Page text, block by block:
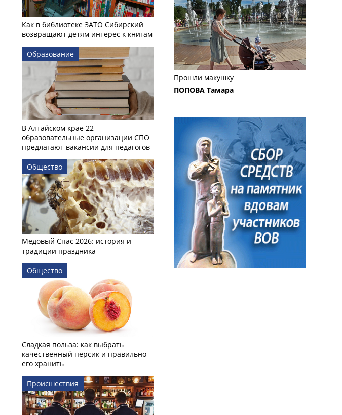
Как в библиотеке ЗАТО Сибирский
возвращают детям интерес к книгам
Образование
В Алтайском крае 22
образовательные организации СПО
предлагают вакансии для педагогов
Общество
Медовый Спас 2026: история и
традиции праздника
Общество
Сладкая польза: как выбрать
качественный персик и правильно
его хранить
Происшествия
Прошли макушку
ПОПОВА Тамара